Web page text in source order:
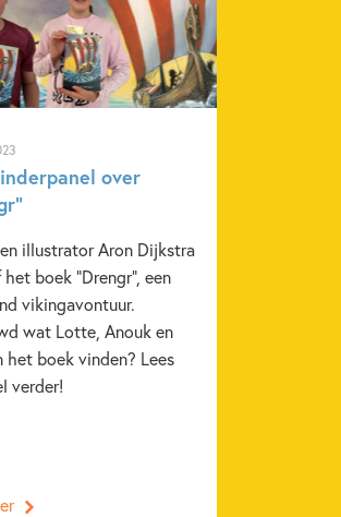
over
illustrator Aron Dijkstra
het boek "Drengr", een
vikingavontuur.
wat Lotte, Anouk en
het boek vinden? Lees
verder!